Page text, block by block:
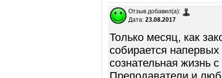
Отзыв добавил(а):
Дата: 23.08.2017
Только месяц, как
собирается
сознательная жизнь